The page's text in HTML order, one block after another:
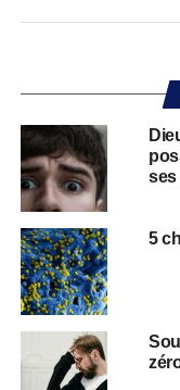
ses
5